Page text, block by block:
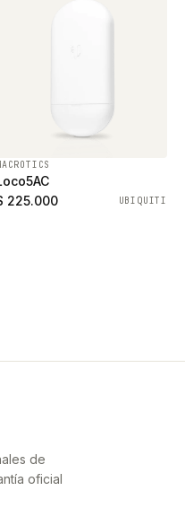
225.000
UBIQUITI
de
oficial